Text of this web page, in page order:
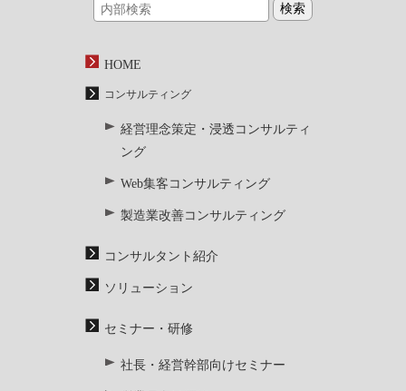
HOME
コンサルティング
経営理念策定・浸透コンサルティ
ング
Web集客コンサルティング
製造業改善コンサルティング
コンサルタント紹介
ソリューション
セミナー・研修
社長・経営幹部向けセミナー